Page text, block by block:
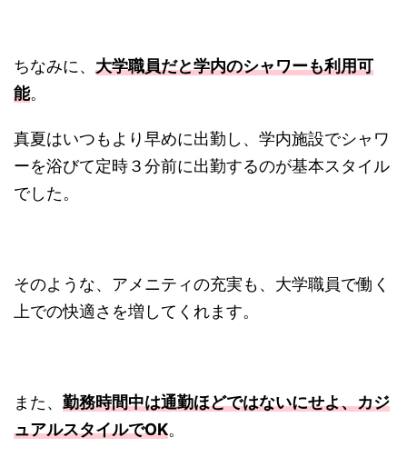
ちなみに、 大学職員だと学内のシャワーも利用可
能。
真夏はいつもより早めに出勤し、学内施設でシャワ
ーを浴びて定時３分前に出勤するのが基本スタイル
でした。
そのような、アメニティの充実も、大学職員で働く
上での快適さを増してくれます。
また、 勤務時間中は通勤ほどではないにせよ、カジ
ュアルスタイルでOK。